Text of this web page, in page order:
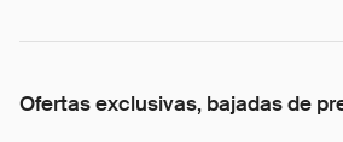
Ofertas exclusivas, bajadas de